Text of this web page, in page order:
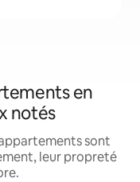
en
notés
sont
leur propreté